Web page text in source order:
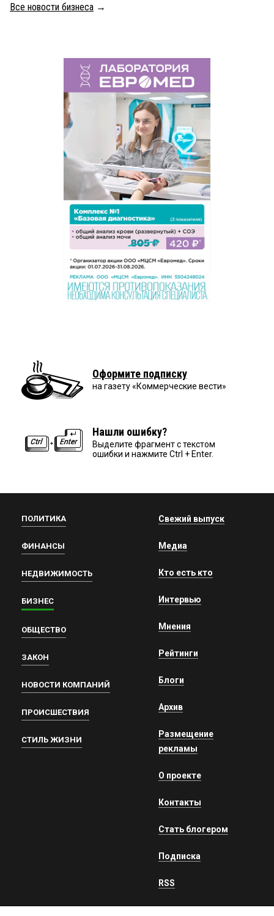
Все новости бизнеса →
Оформите подписку
на газету «Коммерческие вести»
Нашли ошибку?
Выделите фрагмент с текстом
ошибки и нажмите Ctrl + Enter.
ПОЛИТИКА
ФИНАНСЫ
НЕДВИЖИМОСТЬ
БИЗНЕС
ОБЩЕСТВО
ЗАКОН
НОВОСТИ КОМПАНИЙ
ПРОИСШЕСТВИЯ
СТИЛЬ ЖИЗНИ
Свежий выпуск
Медиа
Кто есть кто
Интервью
Мнения
Рейтинги
Блоги
Архив
Размещение
рекламы
О проекте
Контакты
Стать блогером
Подписка
RSS